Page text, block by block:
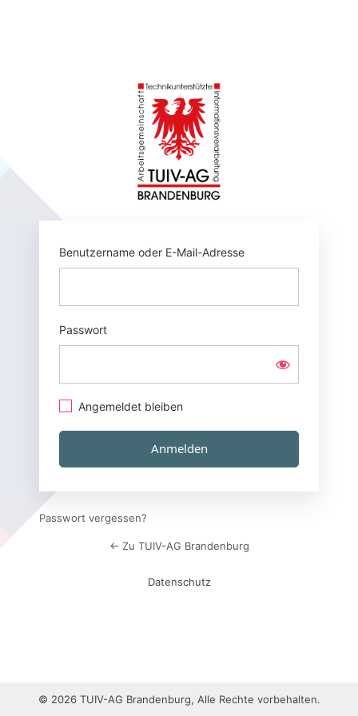
Benutzername oder E-Mail-Adresse
Passwort
Angemeldet bleiben
Passwort vergessen?
← Zu TUIV-AG Brandenburg
Datenschutz
© 2026 TUIV-AG Brandenburg, Alle Rechte vorbehalten.